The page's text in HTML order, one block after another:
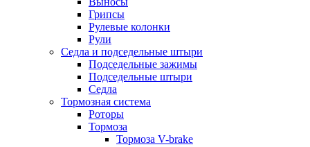
Грипсы
Рулевые колонки
Рули
Седла и подседельные штыри
Подседельные зажимы
Подседельные штыри
Седла
Тормозная система
Роторы
Тормоза
Тормоза V-brake